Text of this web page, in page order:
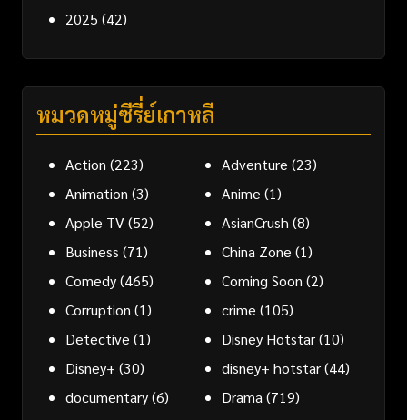
2025 (42)
หมวดหมู่ซีรี่ย์เกาหลี
Action (223) Adventure (23)
Animation (3) Anime (1)
Apple TV(52) AsianCrush (8)
Business (71) China Zone (1)
Comedy(465) Coming Soon (2)
Corruption (1) crime (105)
Detective (1) Disney Hotstar(10)
Disney+ (30) disney+ hotstar(44)
documentary(6) Drama (719)